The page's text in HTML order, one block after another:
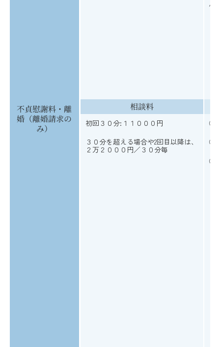
個
不貞慰謝料・離
婚（離婚請求の
み）
相談料
初回３０分:１１０００円
３０分を超える場合や2回目以降は、
２万２０００円／３０分毎
①
②
③